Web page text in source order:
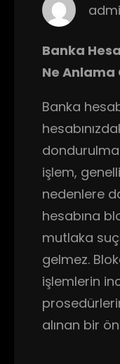
Banka
Ne Anlama
Banka
işlem,
nedenlere
hesabına
mutlaka
gelmez.
işlemlerin
alınan bir